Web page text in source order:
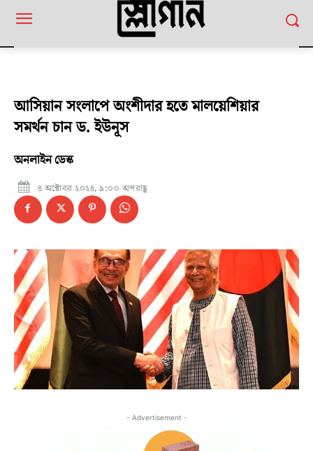
আসিয়ান সংলাপে অংশীদার হতে মালয়েশিয়ার
সমর্থন চান ড. ইউনূস
অনলাইন ডেস্ক
৪ অক্টোবর ২০২৪, ৯:০০ অপরাহ্ণ
- Advertisement -